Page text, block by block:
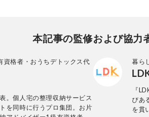
本記事の監修および協力
資格者・おうちデトックス代
。個人宅の整理収納サービス
を同時に行うプロ集団。お片
暮ら
『
びあ
を貫